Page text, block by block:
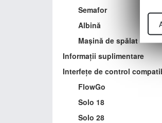
Semafor
Albină
Mașină de spălat
Informații suplimentare
Interfețe de control
FlowGo
Solo 18
Solo 28